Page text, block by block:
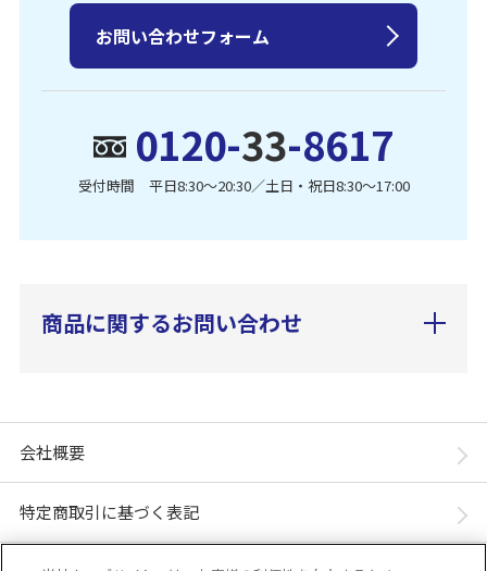
0120-33-8617
受付時間 平日8:30〜20:30／土日・祝日8:30〜17:00
お問い合わせフォーム
商品に関するお問い合わせ
会社概要
特定商取引に基づく表記